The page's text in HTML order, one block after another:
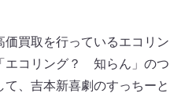
買取を行っているエコリン
エコリング？ 知らん」のつ
、吉本新喜劇のすっちーと